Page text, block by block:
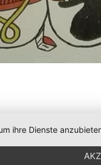
ihre Dienste